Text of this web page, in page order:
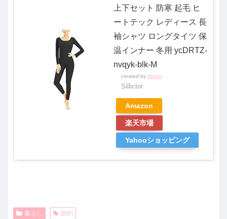
上下セット 防寒 起毛 ヒ
ートテック レディース 長
袖シャツ ロングタイツ 保
温インナー 冬用 ycDRTZ-
nvqyk-blk-M
created by Rinker
Sillictor
Amazon
楽天市場
Yahooショッピング
暮らし 節約